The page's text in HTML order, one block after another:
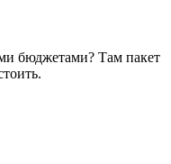
бюджетами? Там пакет